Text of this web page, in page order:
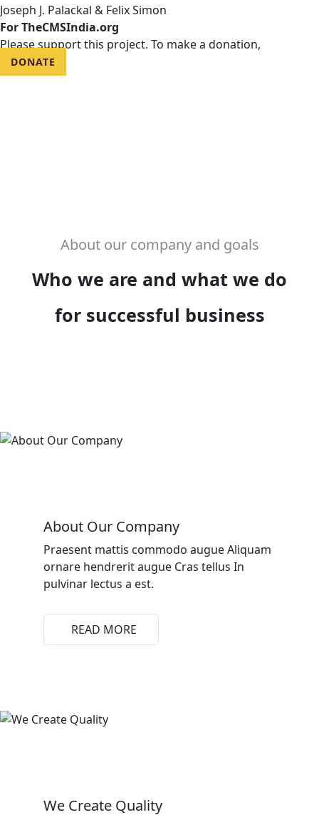
Joseph J. Palackal & Felix Simon
For TheCMSIndia.org
Please support this project. To make a donation,
DONATE
About our company and goals
Who we are and what we do
for successful business
About Our Company
Praesent mattis commodo augue Aliquam
ornare hendrerit augue Cras tellus In
pulvinar lectus a est.
READ MORE
We Create Quality